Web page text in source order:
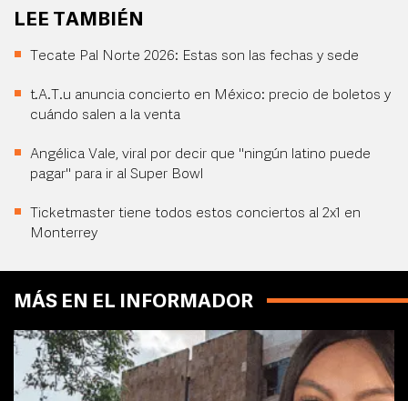
LEE TAMBIÉN
Tecate Pal Norte 2026: Estas son las fechas y sede
t.A.T.u anuncia concierto en México: precio de boletos y
cuándo salen a la venta
Angélica Vale, viral por decir que "ningún latino puede
pagar" para ir al Super Bowl
Ticketmaster tiene todos estos conciertos al 2x1 en
Monterrey
MÁS EN EL INFORMADOR